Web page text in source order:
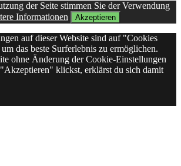
der Seite stimmen Sie der Verwendung
Informationen Akzeptieren
auf dieser Website sind auf "Cookies
das beste Surferlebnis zu ermöglichen.
ohne Änderung der Cookie-Einstellungen
klickst, erklärst du sich damit